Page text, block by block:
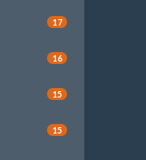
17
16
15
15